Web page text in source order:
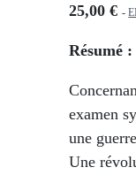
25,00 € -
Résumé :
examen
une
Une